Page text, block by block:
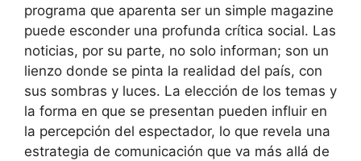
programa que aparenta ser un simple magazine
puede esconder una profunda crítica social. Las
noticias, por su parte, no solo informan; son un
lienzo donde se pinta la realidad del país, con
sus sombras y luces. La elección de los temas y
la forma en que se presentan pueden influir en
la percepción del espectador, lo que revela una
estrategia de comunicación que va más allá de